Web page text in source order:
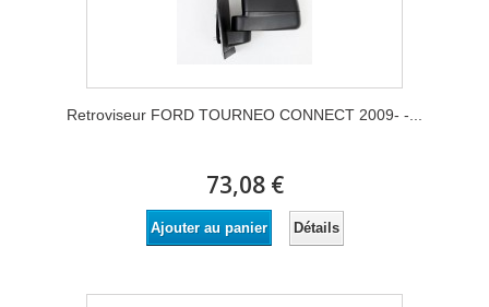
Retroviseur FORD TOURNEO CONNECT 2009- -...
73,08 €
Ajouter au panier Détails